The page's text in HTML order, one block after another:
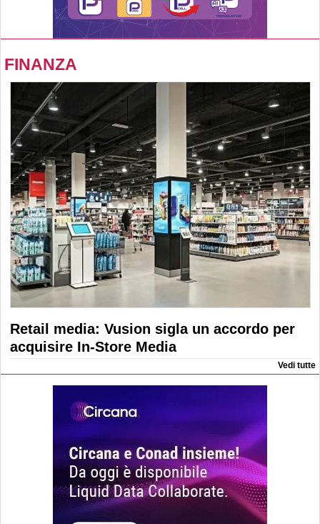
FINANZA
Retail media: Vusion sigla un accordo per
acquisire In-Store Media
Vedi tutte